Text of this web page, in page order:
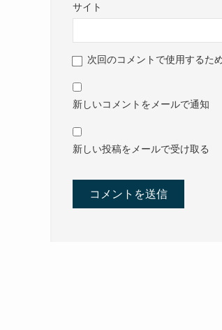
サイト
次回のコメントで使用するた
新しいコメントをメールで通知
新しい投稿をメールで受け取る